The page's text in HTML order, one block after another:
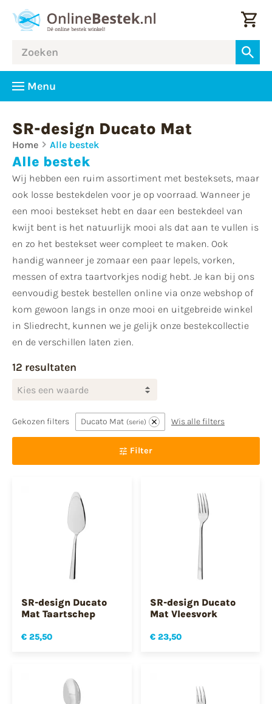
Menu
SR-design Ducato Mat
Home Alle bestek
Alle bestek
Wij hebben een ruim assortiment met besteksets, maar
ook losse bestekdelen voor je op voorraad. Wanneer je
een mooi bestekset hebt en daar een bestekdeel van
kwijt bent is het natuurlijk mooi als dat aan te vullen is
en zo het bestekset weer compleet te maken. Ook
handig wanneer je zomaar een paar lepels, vorken,
messen of extra taartvorkjes nodig hebt. Je kan bij ons
eenvoudig bestek bestellen online via onze webshop of
kom gewoon langs in onze mooi en uitgebreide winkel
in Sliedrecht, kunnen we je gelijk onze bestekcollectie
en de verschillen laten zien.
12 resultaten
Kies een waarde
Gekozen filters Ducato Mat serie Wis alle filters
Filter
SR-design Ducato
Mat Taartschep
€ 25,50
SR-design Ducato
Mat Vleesvork
€ 23,50